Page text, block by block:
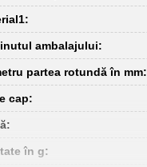
ambalajului:
partea rotundă în mm:
cap:
în g: